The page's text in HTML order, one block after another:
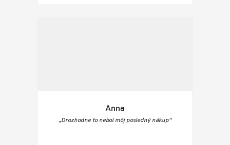
Anna
„Drozhodne to nebol môj posledný nákup“